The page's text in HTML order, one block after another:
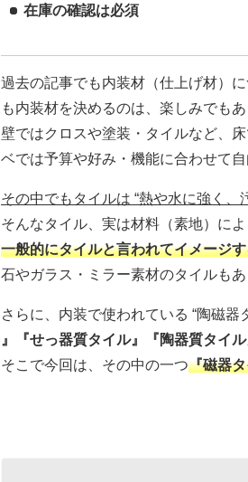
在庫の確認は必須
過去の記事でも内装材（仕上げ材）
も内装材を決めるのは、楽しみでも
壁ではクロスや塗装・タイルなど、
ベでは予算や好み・機能に合わせて
その中でもタイルは “熱や水に強く、
そんなタイル、実は材料（素地）に
一般的にタイルと言われてイメージ
石やガラス・ミラー素材のタイルもあ
さらに、内装で使われている “陶磁
』『せっ器質タイル』『陶器質タイル
そこで今回は、その中の一つ『磁器